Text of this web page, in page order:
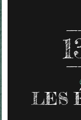
LES